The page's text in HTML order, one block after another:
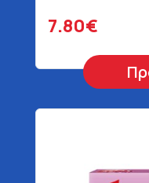
7.80€